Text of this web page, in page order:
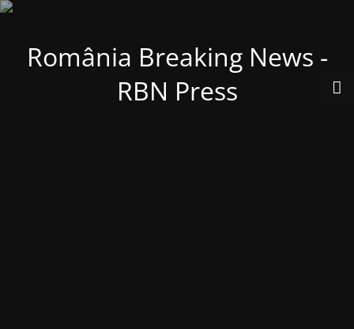
România Breaking News -
RBN Press